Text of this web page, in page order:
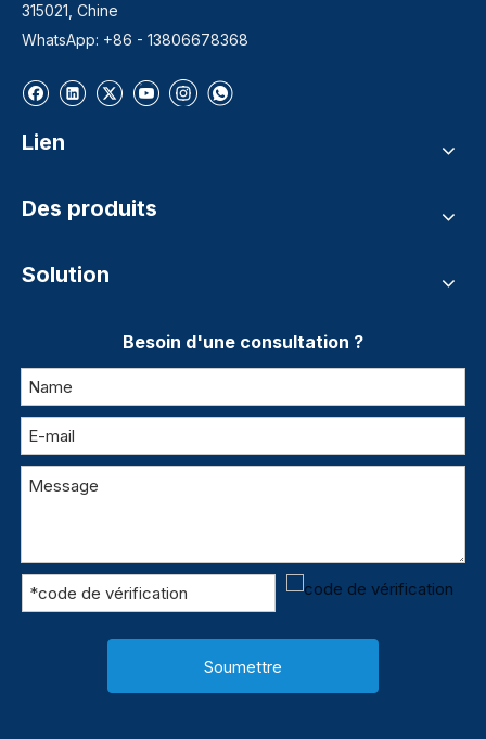
315021, Chine
WhatsApp: +86 - 13806678368
Lien
Des produits
Solution
Besoin d'une consultation ?
Soumettre